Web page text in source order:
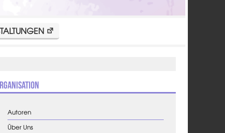
Autoren
Über Uns